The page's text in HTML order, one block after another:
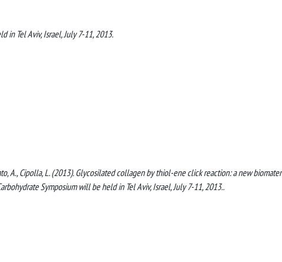
in Tel Aviv, Israel, July 7-11, 2013.
A., Cipolla, L. (2013). Glycosilated collagen by thiol-ene click reaction: a new
Symposium will be held in Tel Aviv, Israel, July 7-11, 2013..